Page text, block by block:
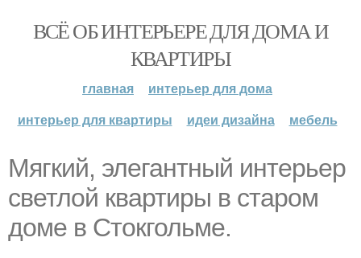
ВСЁ ОБ ИНТЕРЬЕРЕ ДЛЯ ДОМА И
КВАРТИРЫ
главная
интерьер для дома
интерьер для квартиры
идеи дизайна мебель
Мягкий, элегантный интерьер
светлой квартиры в старом
доме в Стокгольме.